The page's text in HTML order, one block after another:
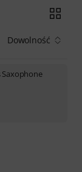
Dowolność
Saxophone